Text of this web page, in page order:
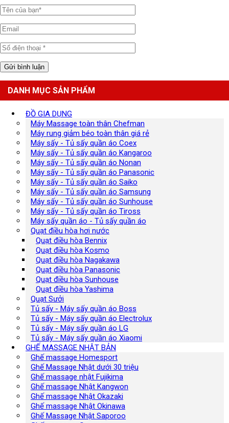
DANH MỤC SẢN PHẨM
ĐỒ GIA DỤNG
Máy Massage toàn thân Chefman
Máy rung giảm béo toàn thân giá rẻ
Máy sấy - Tủ sấy quần áo Coex
Máy sấy - Tủ sấy quần áo Kangaroo
Máy sấy - Tủ sấy quần áo Nonan
Máy sấy - Tủ sấy quần áo Panasonic
Máy sấy - Tủ sấy quần áo Saiko
Máy sấy - Tủ sấy quần áo Samsung
Máy sấy - Tủ sấy quần áo Sunhouse
Máy sấy - Tủ sấy quần áo Tiross
Máy sấy quần áo - Tủ sấy quần áo
Quạt điều hòa hơi nước
Quạt điều hòa Bennix
Quạt điều hòa Kosmo
Quạt điều hòa Nagakawa
Quạt điều hòa Panasonic
Quạt điều hòa Sunhouse
Quạt điều hòa Yashima
Quạt Sưởi
Tủ sấy - Máy sấy quần áo Boss
Tủ sấy - Máy sấy quần áo Electrolux
Tủ sấy - Máy sấy quần áo LG
Tủ sấy - Máy sấy quần áo Xiaomi
GHẾ MASSAGE NHẬT BẢN
Ghế massage Homesport
Ghế Massage Nhật dưới 30 triệu
Ghế massage nhật Fujikima
Ghế massage Nhật Kangwon
Ghế massage Nhật Okazaki
Ghế massage Nhật Okinawa
Ghế Massage Nhật Saporoo